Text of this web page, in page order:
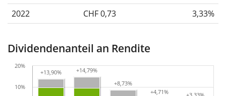
2022
CHF 0,73 3,33%
Dividendenanteil an Rendite
+13,90%
+13,90% +14,79%
+14,79%
+8,73%
+8,73%
+4,71%
+4,71%
10%
20%